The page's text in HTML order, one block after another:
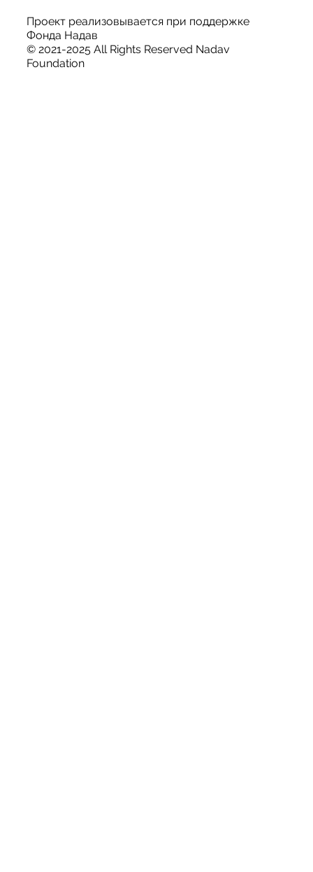
Проект реализовывается при поддержке
Фонда Надав
© 2021-2025 All Rights Reserved Nadav
Foundation